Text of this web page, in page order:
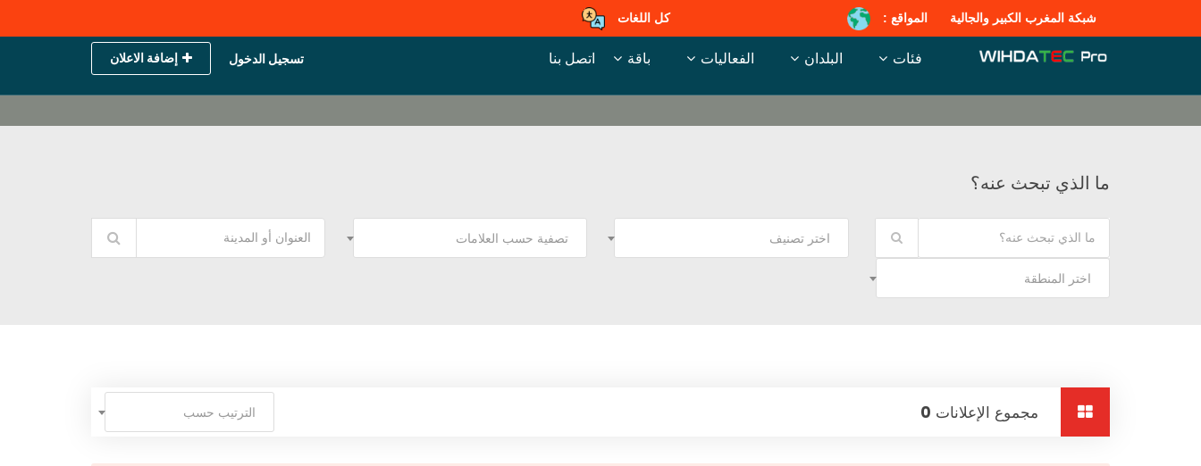
شبكة المغرب الكبير والجالية المواقع : كل اللغات
تسجيل الدخول إضافة الاعلان فئات البلدان الفعاليات باقة اتصل بنا
ما الذي تبحث عنه؟
اختر تصنيف تصفية حسب العلامات
اختر المنطقة
مجموع الإعلانات 0 الترتيب حسب